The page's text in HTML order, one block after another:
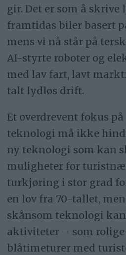
gir. Det er som å skrive
framtidas biler basert
mens vi nå står på
AI-styrte roboter og
med lav fart, lavt
talt lydløs drift.
Et overdrevent fokus
teknologi må ikke
ny teknologi som kan
muligheter for
turkjøring i stor grad
en lov fra 70-tallet,
skånsom teknologi
aktiviteter – som
blåtimeturer med